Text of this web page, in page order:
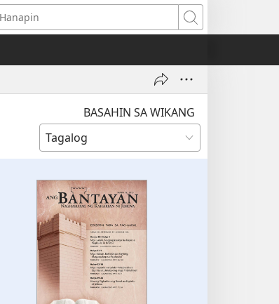
Hanapin
BASAHIN SA WIKANG